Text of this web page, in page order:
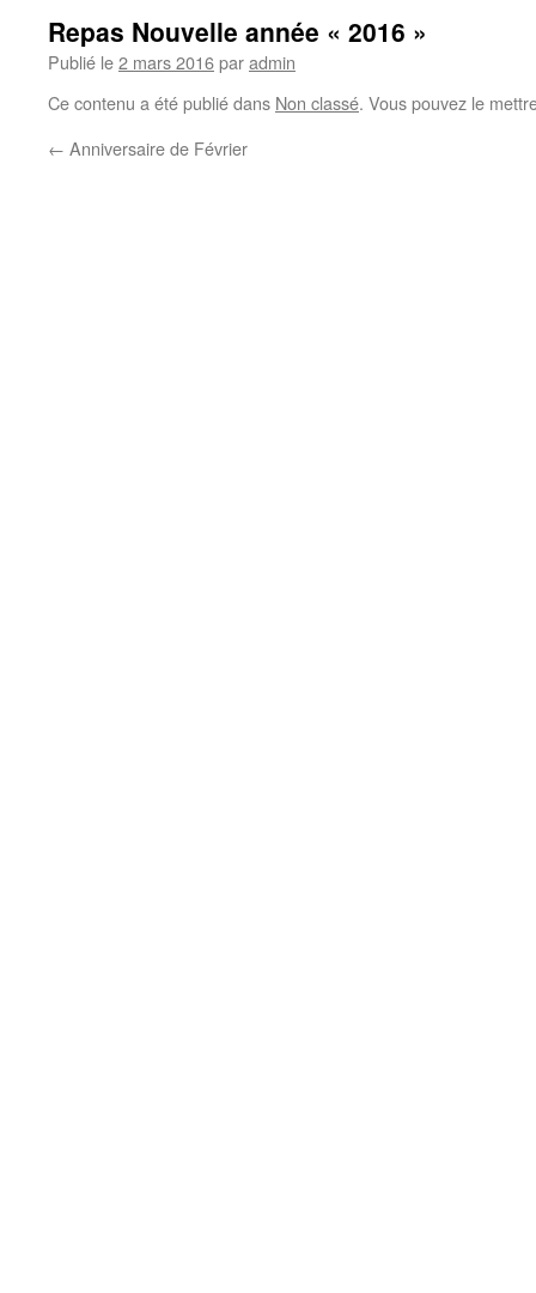
Repas Nouvelle année « 2016 »
Publié le2 mars 2016paradmin
Ce contenu a été publié dans Non classé. Vous pouvez le
← Anniversaire de Février